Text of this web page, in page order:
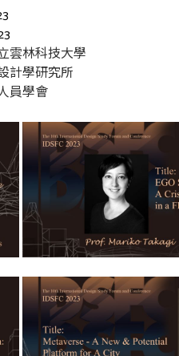
雲林科技大學
計學研究所
員學會